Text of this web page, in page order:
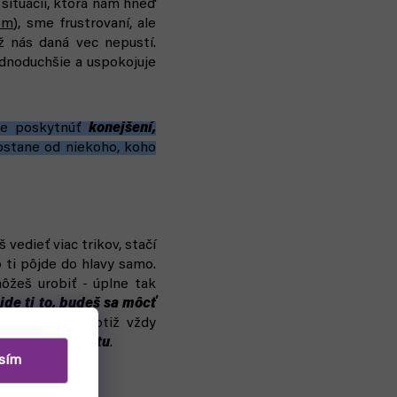
ktorá nám hneď
), sme frustrovaní, ale
nás daná vec nepustí.
a uspokojuje
poskytnúť konejšení,
od niekoho, koho
vedieť viac trikov, stačí
ti pôjde do hlavy samo.
urobiť - úplne tak
ti to, budeš sa môcť
ovládaš, ti totiž vždy
kaha! momentu.